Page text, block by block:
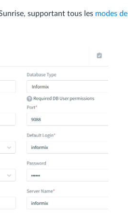
supportant tous les modes de